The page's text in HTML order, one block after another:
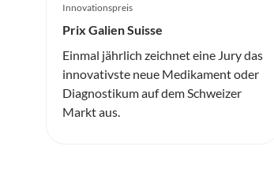
Innovationspreis
Prix Galien Suisse
Einmal jährlich zeichnet eine Jury das
innovativste neue Medikament oder
Diagnostikum auf dem Schweizer
Markt aus.